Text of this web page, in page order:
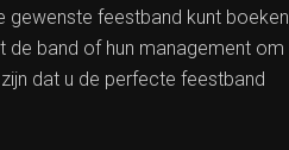
gewenste feestband kunt boeken
band of hun management om
dat u de perfecte feestband